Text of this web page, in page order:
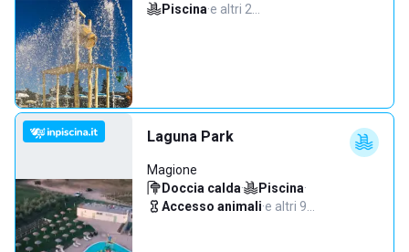
Piscina·e altri 2…
Laguna Park
Magione
Doccia calda· Piscina·
Accesso animali·e altri 9…